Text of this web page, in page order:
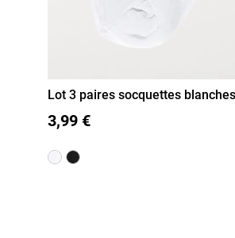
35/38
Lot 3 paires socquettes
3,99 €